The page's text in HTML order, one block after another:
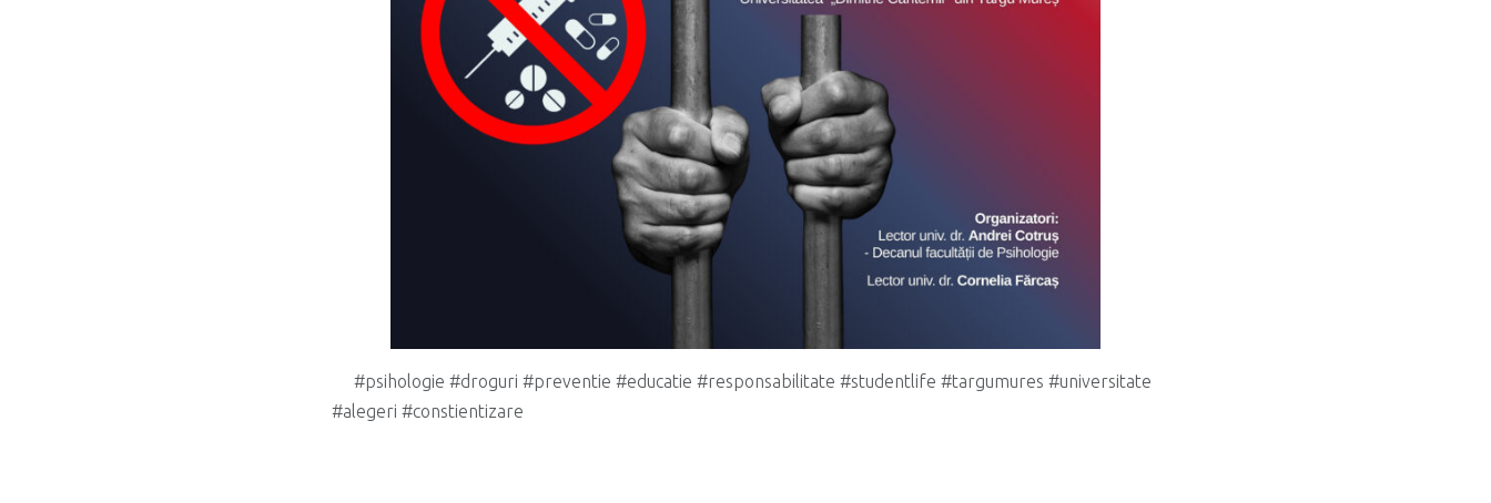
#psihologie #droguri #preventie #educatie #responsabilitate #studentlife #targumures #universitate
#alegeri #constientizare